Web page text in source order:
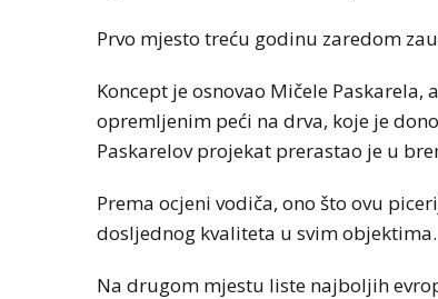
Prvo mjesto treću godinu zaredom
Koncept je osnovao Mičele
opremljenim peći na drva, koje je
Paskarelov projekat prerastao je u
Prema ocjeni vodiča, ono što ovu
dosljednog kvaliteta u svim objektima.
Na drugom mjestu liste najboljih